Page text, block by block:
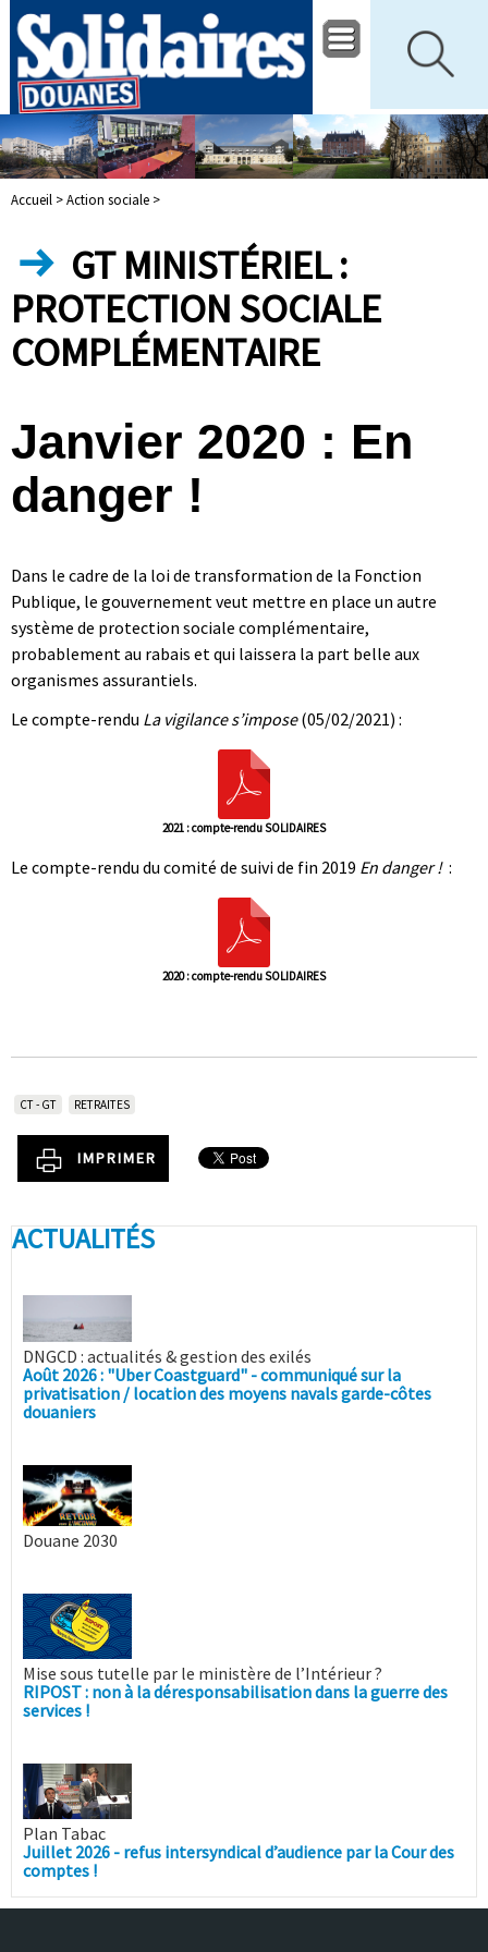
Accueil >Action sociale >
GT MINISTÉRIEL :
PROTECTION SOCIALE
COMPLÉMENTAIRE
Janvier 2020 : En
danger !
Dans le cadre de la loi de transformation de la Fonction
Publique, le gouvernement veut mettre en place un autre
système de protection sociale complémentaire,
probablement au rabais et qui laissera la part belle aux
organismes assurantiels.
Le compte-rendu La vigilance s’impose(05/02/2021) :
2021 : compte-rendu SOLIDAIRES
Le compte-rendu du comité de suivi de fin 2019 En danger ! :
2020 : compte-rendu SOLIDAIRES
CT - GT RETRAITES
IMPRIMER
ACTUALITÉS
DNGCD : actualités & gestion des exilés
Août 2026 : "Uber Coastguard" - communiqué sur la
privatisation / location des moyens navals garde-côtes
douaniers
Douane 2030
Mise sous tutelle par le ministère de l’Intérieur ?
RIPOST : non à la déresponsabilisation dans la guerre des
services !
Plan Tabac
Juillet 2026 - refus intersyndical d’audience par la Cour des
comptes !